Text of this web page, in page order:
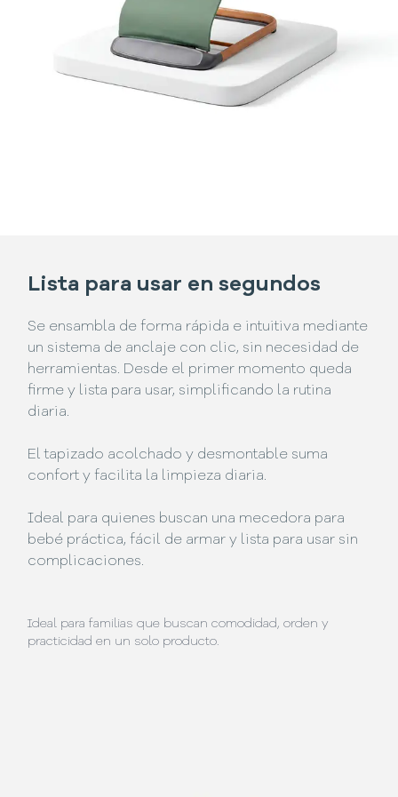
Lista para usar en segundos
Se ensambla de forma rápida e intuitiva mediante
un sistema de anclaje con clic, sin necesidad de
herramientas. Desde el primer momento queda
firme y lista para usar, simplificando la rutina
diaria.
El tapizado acolchado y desmontable suma
confort y facilita la limpieza diaria.
Ideal para quienes buscan una mecedora para
bebé práctica, fácil de armar y lista para usar sin
complicaciones.
Ideal para familias que buscan comodidad, orden y
practicidad en un solo producto.